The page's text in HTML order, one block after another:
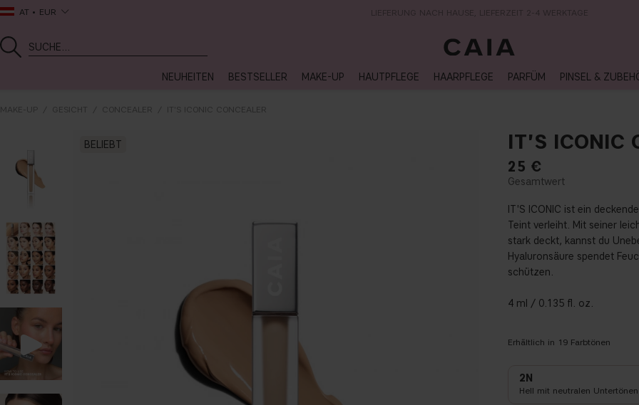
AT EUR LIEFERUNG NACH HAUSE, LIEFERZEIT 2-4 WERKTAGE
NEUHEITEN BESTSELLER MAKE-UP HAUTPFLEGE HAARPFLEGE PARFÜM PINSEL &
MAKE-UP GESICHT CONCEALER IT'S ICONIC CONCEALER
BELIEBT IT'S ICONIC
25 €
IT'S ICONIC ist ein
Teint verleiht. Mit seiner
stark deckt, kannst du
Hyaluronsäure spendet
schützen.
4 ml / 0.135 fl. oz.
Erhältlich in 19 Farbtönen
2N
Hell mit neutralen Untertönen